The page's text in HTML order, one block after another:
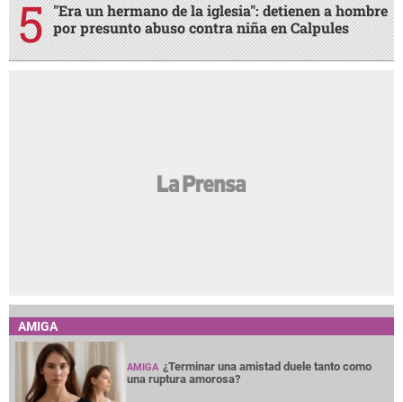
"Era un hermano de la iglesia": detienen a hombre
por presunto abuso contra niña en Calpules
AMIGA
AMIGA ¿Terminar una amistad duele tanto como
una ruptura amorosa?